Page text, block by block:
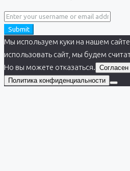
Submit
Мы используем куки на нашем
использовать сайт, мы будем
Но вы можете отказаться. Согласен
Политика конфиденциальности